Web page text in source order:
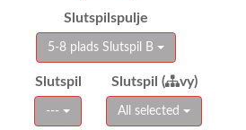
Slutspilspulje
5-8 plads Slutspil B
Slutspil Slutspil ( vy)
--- All selected